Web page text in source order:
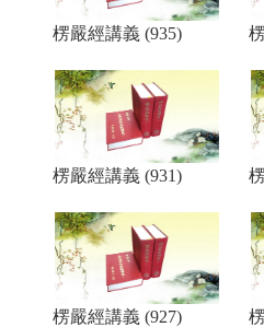
楞嚴經講義 (935)
楞嚴經講義 (931)
楞嚴經講義 (927)